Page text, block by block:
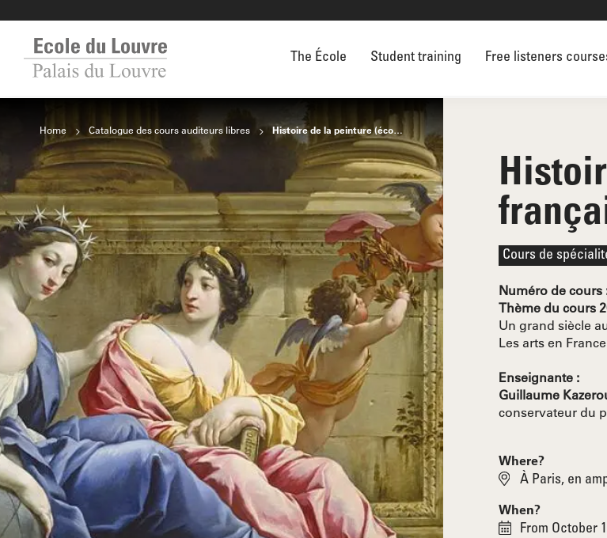
The École Student training Free listeners
Home Catalogue des cours auditeurs libres Histoire de la peinture (école française)
Cours de
Numéro de cours
Thème du cours
Un grand siècle
Les arts en
Enseignante :
Guillaume
conservateur du
Where?
À Paris, en
When?
From October